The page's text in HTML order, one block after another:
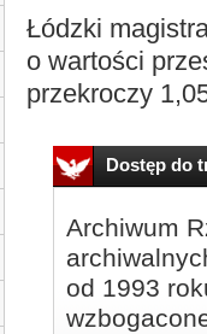
Łódzki
o wartości
przekroczy
Dostęp do
Archiwum
od 1993